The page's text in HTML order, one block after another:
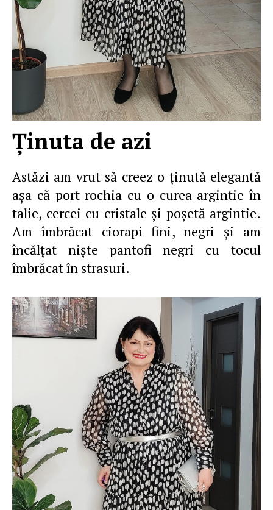
Ţinuta de azi
Astăzi am vrut să creez o ţinută elegantă
aşa că port rochia cu o curea argintie în
talie, cercei cu cristale şi poşetă argintie.
Am îmbrăcat ciorapi fini, negri şi am
încălţat nişte pantofi negri cu tocul
îmbrăcat în strasuri.